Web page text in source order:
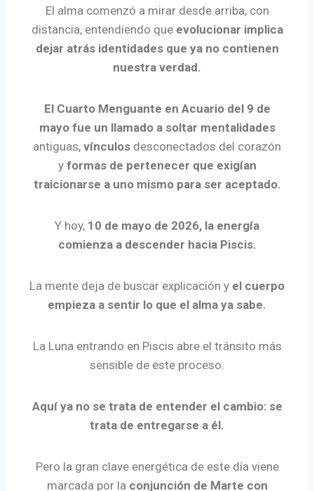
El alma comenzó a mirar desde arriba, con
distancia, entendiendo que evolucionar implica
dejar atrás identidades que ya no contienen
nuestra verdad.
El Cuarto Menguante en Acuario del 9 de
mayo fue un llamado a soltar mentalidades
antiguas, vínculos desconectados del corazón
y formas de pertenecer que exigían
traicionarse a uno mismo para ser aceptado.
Y hoy, 10 de mayo de 2026, la energía
comienza a descender hacia Piscis.
La mente deja de buscar explicación y el cuerpo
empieza a sentir lo que el alma ya sabe.
La Luna entrando en Piscis abre el tránsito más
sensible de este proceso.
Aquí ya no se trata de entender el cambio: se
trata de entregarse a él.
Pero la gran clave energética de este día viene
marcada por la conjunción de Marte con